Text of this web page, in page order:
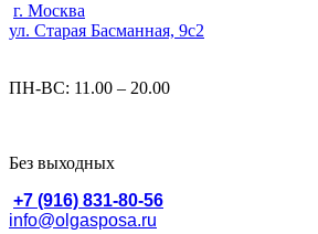
г. Москва
ул. Старая Басманная, 9с2
ПН-ВС: 11.00 – 20.00
Без выходных
+7 (916) 831-80-56
info@olgasposa.ru